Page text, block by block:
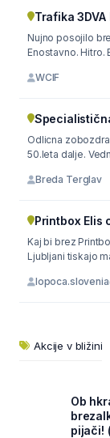
Trafika
Nujno posojilo
Enostavno. Hitro.
WCIF
Odlicna
50.leta dalje.
Breda Terglav
Printbox Elis
Kaj bi brez
Ljubljani tiskajo
Akcije v bližini
Ob
pijači!